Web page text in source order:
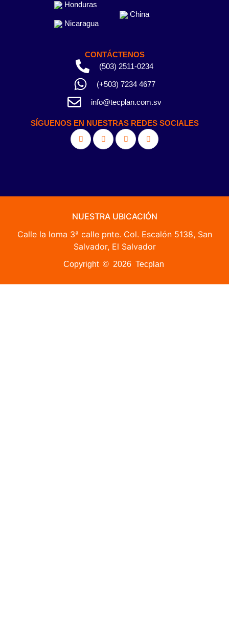
Honduras
Nicaragua
China
CONTÁCTENOS
(503) 2511-0234
(+503) 7234 4677
info@tecplan.com.sv
SÍGUENOS EN NUESTRAS REDES SOCIALES
NUESTRA UBICACIÓN
Calle la loma 3ª calle pnte. Col. Escalón 5138, San
Salvador, El Salvador
Copyright © 2026 Tecplan